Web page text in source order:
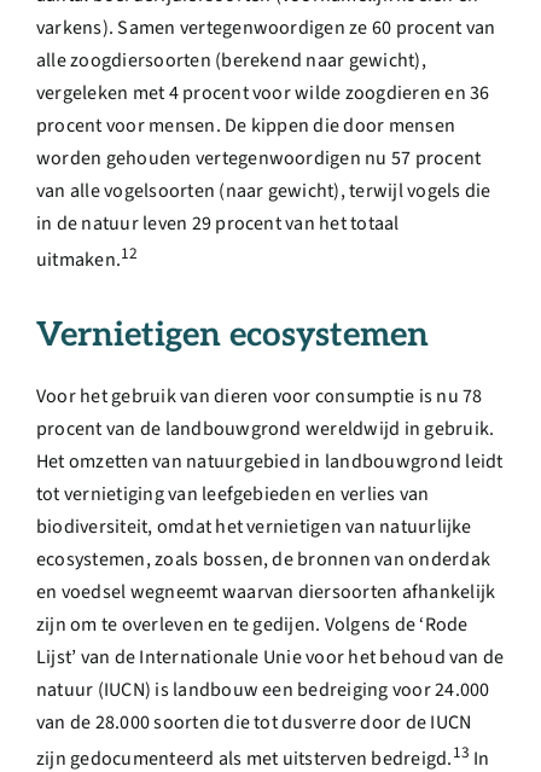
varkens). Samen vertegenwoordigen ze 60 procent van
alle zoogdiersoorten (berekend naar gewicht),
vergeleken met 4 procent voor wilde zoogdieren en 36
procent voor mensen. De kippen die door mensen
worden gehouden vertegenwoordigen nu 57 procent
van alle vogelsoorten (naar gewicht), terwijl vogels die
in de natuur leven 29 procent van het totaal
uitmaken.12
Vernietigen ecosystemen
Voor het gebruik van dieren voor consumptie is nu 78
procent van de landbouwgrond wereldwijd in gebruik.
Het omzetten van natuurgebied in landbouwgrond leidt
tot vernietiging van leefgebieden en verlies van
biodiversiteit, omdat het vernietigen van natuurlijke
ecosystemen, zoals bossen, de bronnen van onderdak
en voedsel wegneemt waarvan diersoorten afhankelijk
zijn om te overleven en te gedijen. Volgens de ‘Rode
Lijst’ van de Internationale Unie voor het behoud van de
natuur (IUCN) is landbouw een bedreiging voor 24.000
van de 28.000 soorten die tot dusverre door de IUCN
zijn gedocumenteerd als met uitsterven bedreigd.13 In